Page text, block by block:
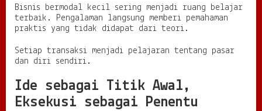
Bisnis bermodal kecil sering menjadi ruang belajar
terbaik. Pengalaman langsung memberi pemahaman
praktis yang tidak didapat dari teori.
Setiap transaksi menjadi pelajaran tentang pasar
dan diri sendiri.
Ide sebagai Titik Awal,
Eksekusi sebagai Penentu